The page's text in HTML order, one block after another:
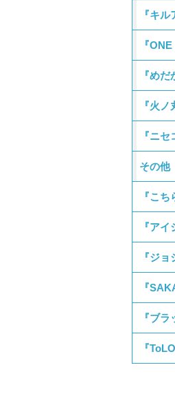
『キ
『
『め
『火
『ニ
その他
『こ
『ア
『ジ
『
『ブ
『